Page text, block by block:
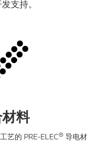
支持。
料
艺的 PRE-ELEC® 导电材